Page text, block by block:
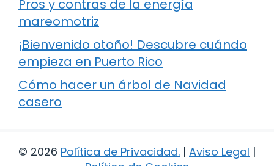
Pros y contras de la energía
mareomotriz
¡Bienvenido otoño! Descubre cuándo
empieza en Puerto Rico
Cómo hacer un árbol de Navidad
casero
© 2026 Política de Privacidad. | Aviso Legal |